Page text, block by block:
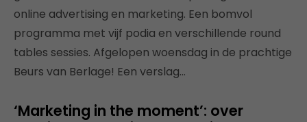
online advertising en marketing. Een bomvol
programma met vijf podia en verschillende round
tables sessies. Afgelopen woensdag in de prachtige
Beurs van Berlage! Een verslag…
‘Marketing in the moment’: over